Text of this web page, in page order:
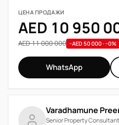
ЦЕНА ПРОДАЖИ
AED 10 950
AED 11 000 000 −AED 50 000 · −0%
WhatsApp
Varadhamune
Senior Property Consultant